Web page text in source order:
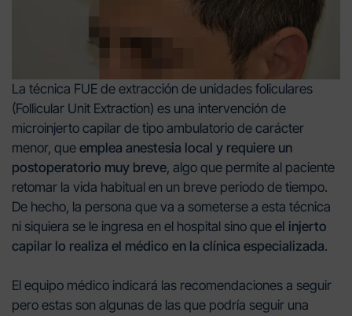
La técnica FUE de extracción de unidades foliculares
(Follicular Unit Extraction) es una intervención de
microinjerto capilar de tipo ambulatorio de carácter
menor, que emplea anestesia local y requiere un
postoperatorio muy breve, algo que permite al paciente
retomar la vida habitual en un breve periodo de tiempo.
De hecho, la persona que va a someterse a esta técnica
ni siquiera se le ingresa en el hospital sino que el injerto
capilar lo realiza el médico en la clínica especializada.
El equipo médico indicará las recomendaciones a seguir
pero estas son algunas de las que podría seguir una